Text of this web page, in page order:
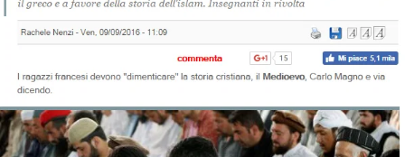
STORIA E CITAZIONI
INTRATTENIMENTO